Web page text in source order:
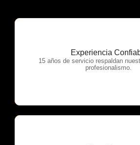
Experiencia
15 años de servicio respaldan
profesionalismo.
OTP Servicios